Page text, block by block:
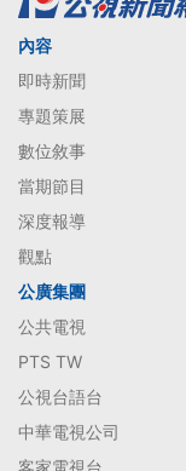
內容
即時新聞
專題策展
數位敘事
當期節目
深度報導
觀點
公廣集團
公共電視
PTS TW
公視台語台
中華電視公司